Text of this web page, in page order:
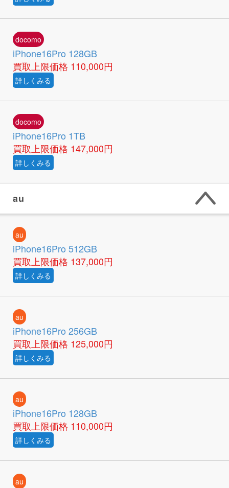
docomo
iPhone16Pro 128GB
買取上限価格 110,000円
詳しくみる
docomo
iPhone16Pro 1TB
買取上限価格 147,000円
詳しくみる
au
au
iPhone16Pro 512GB
買取上限価格 137,000円
詳しくみる
au
iPhone16Pro 256GB
買取上限価格 125,000円
詳しくみる
au
iPhone16Pro 128GB
買取上限価格 110,000円
詳しくみる
au